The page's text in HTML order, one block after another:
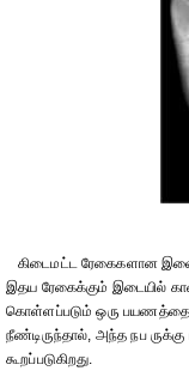
கிடைமட்ட ரேகைகளான இவை
இதய ரேகைக்கும் இடையில்
கொள்ளப்படும் ஒரு பயணத்தைக்
நீண்டிருந்தால், அந்த நப
கூறப்படுகிறது.